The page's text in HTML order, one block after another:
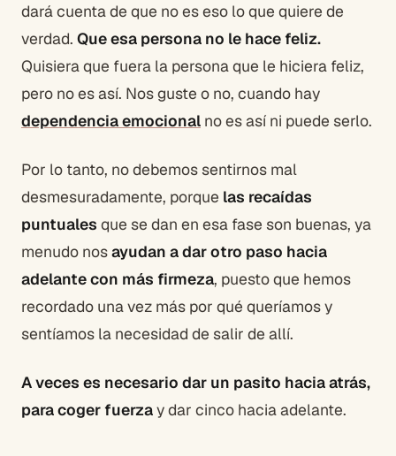
dará cuenta de que no es eso lo que quiere de
verdad. Que esa persona no le hace feliz.
Quisiera que fuera la persona que le hiciera feliz,
pero no es así. Nos guste o no, cuando hay
dependencia emocional no es así ni puede serlo.
Por lo tanto, no debemos sentirnos mal
desmesuradamente, porque las recaídas
puntuales que se dan en esa fase son buenas, ya
menudo nosayudan a dar otro paso hacia
adelante con más firmeza, puesto que hemos
recordado una vez más por qué queríamos y
sentíamos la necesidad de salir de allí.
A veces es necesario dar un pasito hacia atrás,
para coger fuerzay dar cinco hacia adelante.